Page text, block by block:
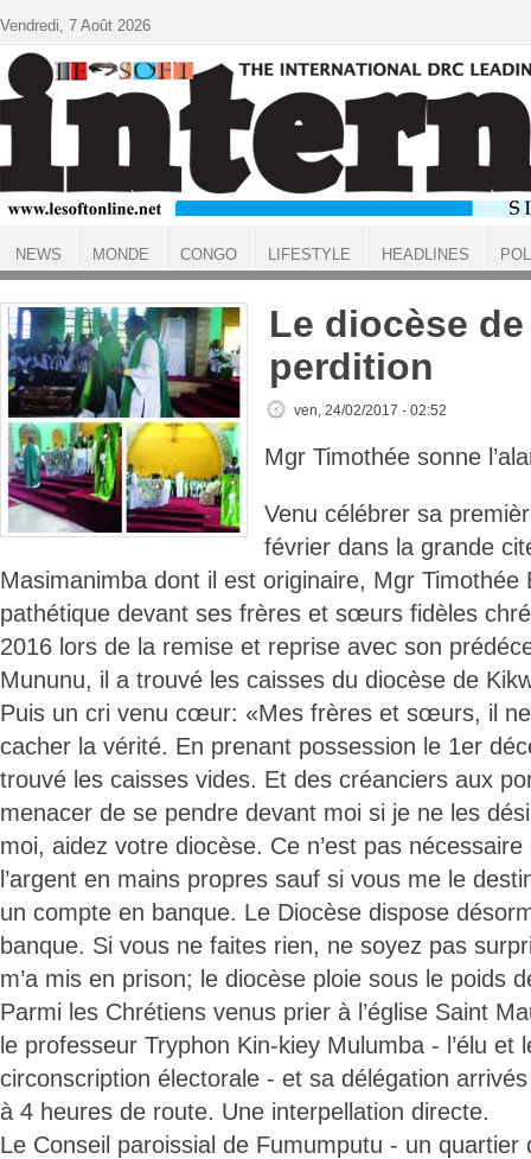
ACCUEIL
Le diocèse
perdition
ven, 24/02/2017 - 02:52
Mgr Timothée sonne
Venu célébrer sa
février dans la grande
Masimanimba dont il est originaire, Mgr Timothée
pathétique devant ses frères et sœurs fidèles
2016 lors de la remise et reprise avec son
Mununu, il a trouvé les caisses du diocèse de
Puis un cri venu cœur: «Mes frères et sœurs, il
cacher la vérité. En prenant possession le 1er
trouvé les caisses vides. Et des créanciers aux
menacer de se pendre devant moi si je ne les
moi, aidez votre diocèse. Ce n’est pas
l’argent en mains propres sauf si vous me le
un compte en banque. Le Diocèse dispose
banque. Si vous ne faites rien, ne soyez pas
m’a mis en prison; le diocèse ploie sous le poids
Parmi les Chrétiens venus prier à l’église Saint
le professeur Tryphon Kin-kiey Mulumba - l’élu et
circonscription électorale - et sa délégation
à 4 heures de route. Une interpellation directe.
Le Conseil paroissial de Fumumputu - un quartier
Vendredi, 7 Août 2026
NEWS MONDE CONGO LIFESTYLE HEADLINES